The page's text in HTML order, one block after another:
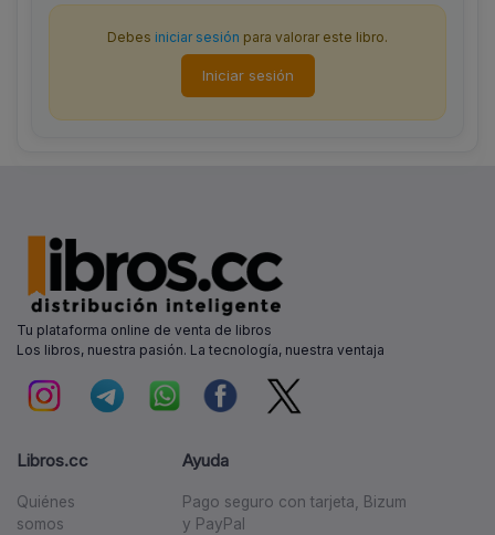
Debes iniciar sesión para valorar este libro.
Iniciar sesión
Tu plataforma online de venta de libros
Los libros, nuestra pasión. La tecnología, nuestra ventaja
Libros.cc
Quiénes
somos
Ayuda
Pago seguro con tarjeta, Bizum
y PayPal